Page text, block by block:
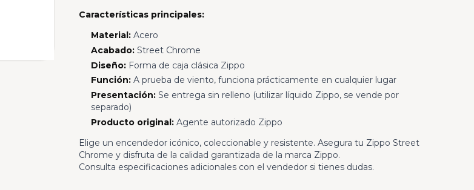
Características principales:
Material:Acero
Acabado:Street Chrome
Diseño:Forma de caja clásica Zippo
Función:A prueba de viento, funciona prácticamente en cualquier lugar
Presentación:Se entrega sin relleno (utilizar líquido Zippo, se vende por
separado)
Producto original:Agente autorizado Zippo
Elige un encendedor icónico, coleccionable y resistente. Asegura tu Zippo Street
Chrome y disfruta de la calidad garantizada de la marca Zippo.
Consulta especificaciones adicionales con el vendedor si tienes dudas.